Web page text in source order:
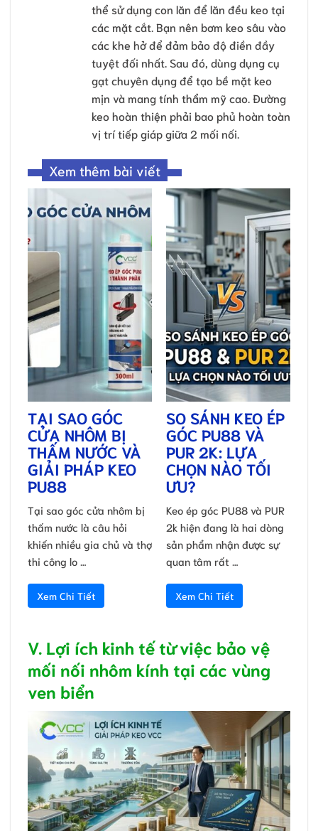
thể sử dụng con lăn để lăn đều keo tại
các mặt cắt. Bạn nên bơm keo sâu vào
các khe hở để đảm bảo độ điền đầy
tuyệt đối nhất. Sau đó, dùng dụng cụ
gạt chuyên dụng để tạo bề mặt keo
mịn và mang tính thẩm mỹ cao. Đường
keo hoàn thiện phải bao phủ hoàn toàn
vị trí tiếp giáp giữa 2 mối nối.
Xem thêm bài viết
TẠI SAO GÓC
CỬA NHÔM BỊ
THẤM NƯỚC VÀ
GIẢI PHÁP KEO
PU88
Tại sao góc cửa nhôm bị
thấm nước là câu hỏi
khiến nhiều gia chủ và thợ
thi công lo …
Xem Chi Tiết
SO SÁNH KEO ÉP
GÓC PU88 VÀ
PUR 2K: LỰA
CHỌN NÀO TỐI
ƯU?
Keo ép góc PU88 và PUR
2k hiện đang là hai dòng
sản phẩm nhận được sự
quan tâm rất …
Xem Chi Tiết
V. Lợi ích kinh tế từ việc bảo vệ
mối nối nhôm kính tại các vùng
ven biển